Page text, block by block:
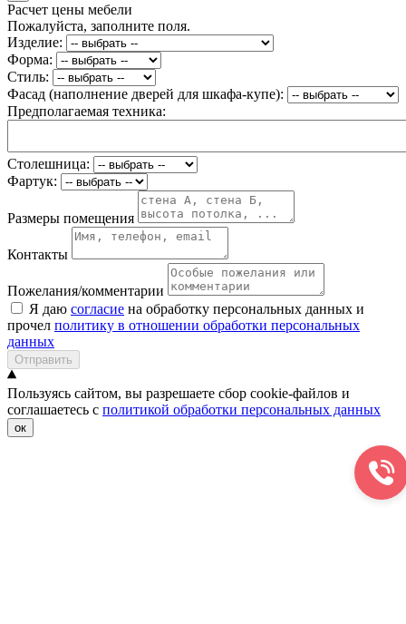
Расчет цены мебели
Пожалуйста, заполните поля.
Изделие:
Форма:
Стиль:
Фасад (наполнение дверей для шкафа-купе):
Предполагаемая техника:
Столешница:
Фартук:
Размеры помещения
Контакты
Пожелания/комментарии
Я даю согласие на обработку персональных данных и
прочел политику в отношении обработки персональных
данных
Отправить
Пользуясь сайтом, вы разрешаете сбор cookie-файлов и
соглашаетесь с политикой обработки персональных данных
ок